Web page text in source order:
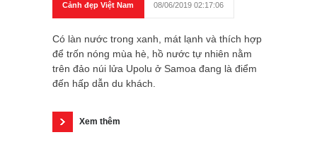
Cảnh đẹp Việt Nam 08/06/2019 02:17:06
Có làn nước trong xanh, mát lạnh và thích hợp
để trốn nóng mùa hè, hồ nước tự nhiên nằm
trên đảo núi lửa Upolu ở Samoa đang là điểm
đến hấp dẫn du khách.
Xem thêm